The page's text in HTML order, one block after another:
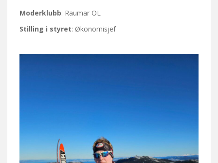
Moderklubb: Raumar OL
Stilling i styret: Økonomisjef